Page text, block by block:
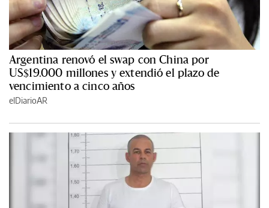
Argentina renovó el swap con China por
US$19.000 millones y extendió el plazo de
vencimiento a cinco años
elDiarioAR